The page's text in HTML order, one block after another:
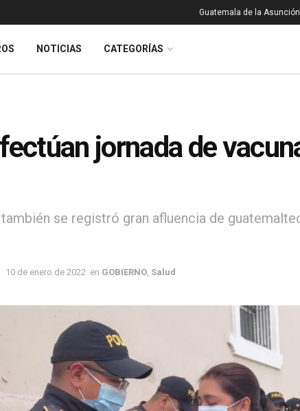
Guatemala de la Asunción
NOTICIAS CATEGORÍAS
jornada de
se registró gran afluencia de
10 de enero de 2022 en GOBIERNO Salud